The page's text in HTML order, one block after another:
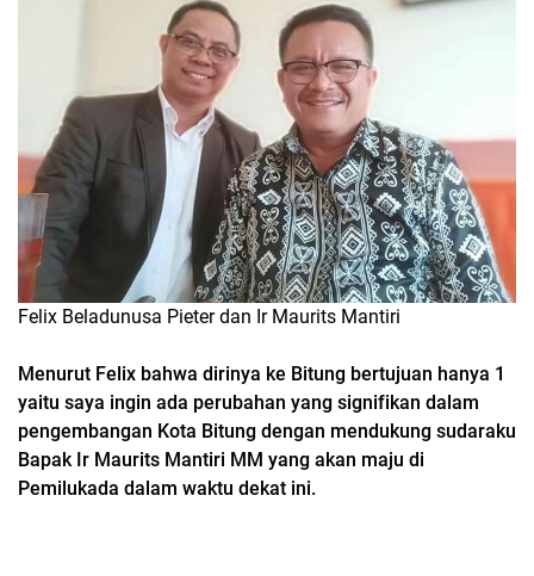
Felix Beladunusa Pieter dan Ir Maurits Mantiri
Menurut Felix bahwa dirinya ke Bitung bertujuan hanya 1
yaitu saya ingin ada perubahan yang signifikan dalam
pengembangan Kota Bitung dengan mendukung sudaraku
Bapak Ir Maurits Mantiri MM yang akan maju di
Pemilukada dalam waktu dekat ini.